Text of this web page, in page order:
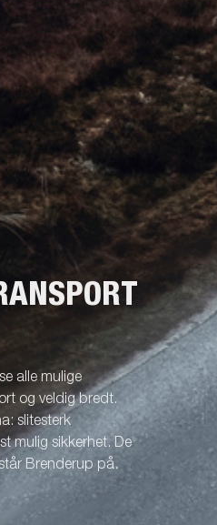
alle mulige
og veldig bredt.
slitesterk
mulig sikkerhet. De
Brenderup på.